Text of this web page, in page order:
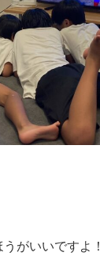
がいいですよ！